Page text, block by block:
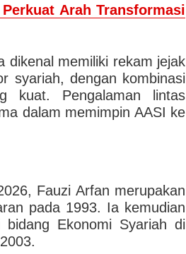
Arah Transformasi
dikenal memiliki rekam jejak
syariah, dengan kombinasi
kuat. Pengalaman lintas
dalam memimpin AASI ke
Fauzi Arfan merupakan
pada 1993. Ia kemudian
Ekonomi Syariah di